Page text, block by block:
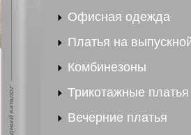
Офисная одежда
Платья на
Комбинезоны
Трикотажные платья
Вечерние платья